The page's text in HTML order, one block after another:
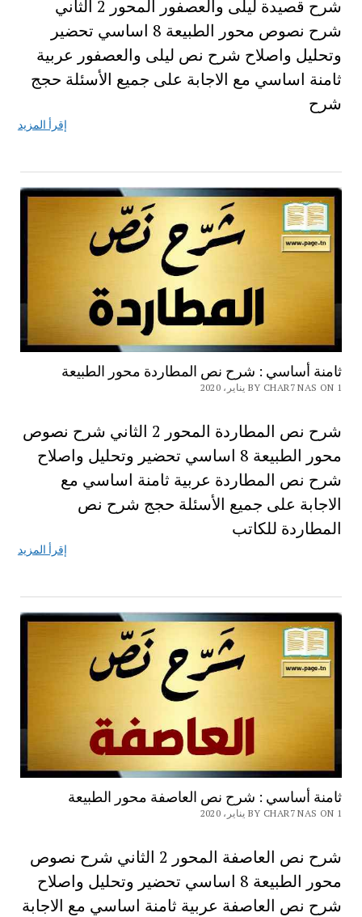
شرح قصيدة ليلى والعصفور المحور 2 الثاني
شرح نصوص محور الطبيعة 8 اساسي تحضير
وتحليل واصلاح شرح نص ليلى والعصفور عربية
ثامنة اساسي مع الاجابة على جميع الأسئلة حجج
شرح
إقرأ المزيد
ثامنة أساسي : شرح نص المطاردة محور الطبيعة
BY CHAR7 NAS ON 1 يناير، 2020
شرح نص المطاردة المحور 2 الثاني شرح نصوص
محور الطبيعة 8 اساسي تحضير وتحليل واصلاح
شرح نص المطاردة عربية ثامنة اساسي مع
الاجابة على جميع الأسئلة حجج شرح نص
المطاردة للكاتب
إقرأ المزيد
ثامنة أساسي : شرح نص العاصفة محور الطبيعة
BY CHAR7 NAS ON 1 يناير، 2020
شرح نص العاصفة المحور 2 الثاني شرح نصوص
محور الطبيعة 8 اساسي تحضير وتحليل واصلاح
شرح نص العاصفة عربية ثامنة اساسي مع الاجابة